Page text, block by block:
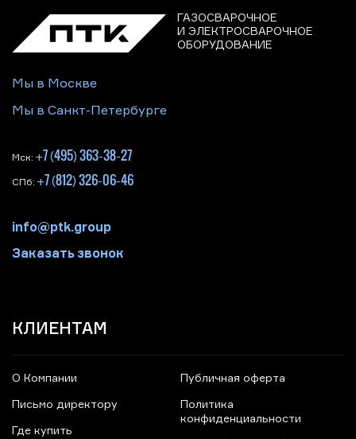
ГАЗОСВАРОЧНОЕ
И ЭЛЕКТРОСВАРОЧНОЕ
ОБОРУДОВАНИЕ
Мы в Москве
Мы в Санкт-Петербурге
Мск: +7 (495) 363-38-27
СПб: +7 (812) 326-06-46
info@ptk.group
Заказать звонок
КЛИЕНТАМ
О Компании
Письмо директору
Где купить
Публичная оферта
Политика
конфиденциальности